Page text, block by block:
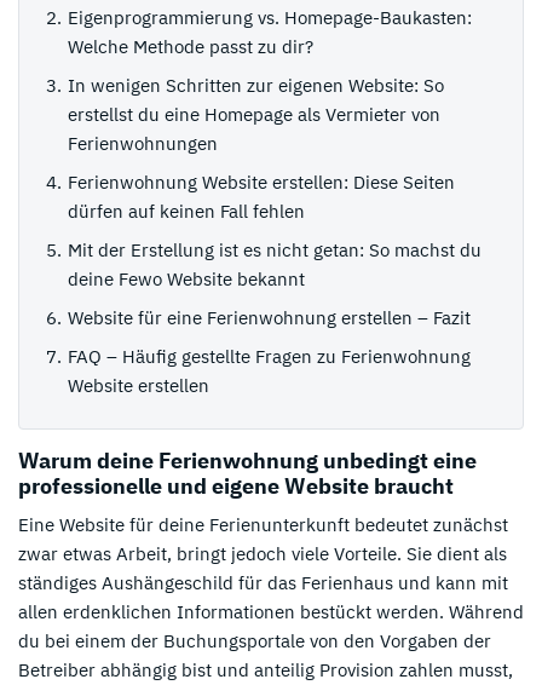
Eigenprogrammierung vs. Homepage-Baukasten:
Welche Methode passt zu dir?
In wenigen Schritten zur eigenen Website: So
erstellst du eine Homepage als Vermieter von
Ferienwohnungen
Ferienwohnung Website erstellen: Diese Seiten
dürfen auf keinen Fall fehlen
Mit der Erstellung ist es nicht getan: So machst du
deine Fewo Website bekannt
Website für eine Ferienwohnung erstellen – Fazit
FAQ – Häufig gestellte Fragen zu Ferienwohnung
Website erstellen
Warum deine Ferienwohnung unbedingt eine
professionelle und eigene Website braucht
Eine Website für deine Ferienunterkunft bedeutet zunächst
zwar etwas Arbeit, bringt jedoch viele Vorteile. Sie dient als
ständiges Aushängeschild für das Ferienhaus und kann mit
allen erdenklichen Informationen bestückt werden. Während
du bei einem der Buchungsportale von den Vorgaben der
Betreiber abhängig bist und anteilig Provision zahlen musst,